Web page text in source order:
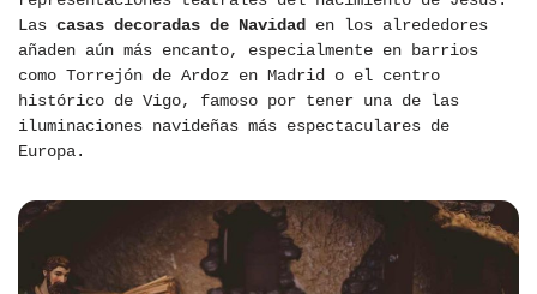
Las casas decoradas de Navidad en los alrededores
añaden aún más encanto, especialmente en barrios
como Torrejón de Ardoz en Madrid o el centro
histórico de Vigo, famoso por tener una de las
iluminaciones navideñas más espectaculares de
Europa.